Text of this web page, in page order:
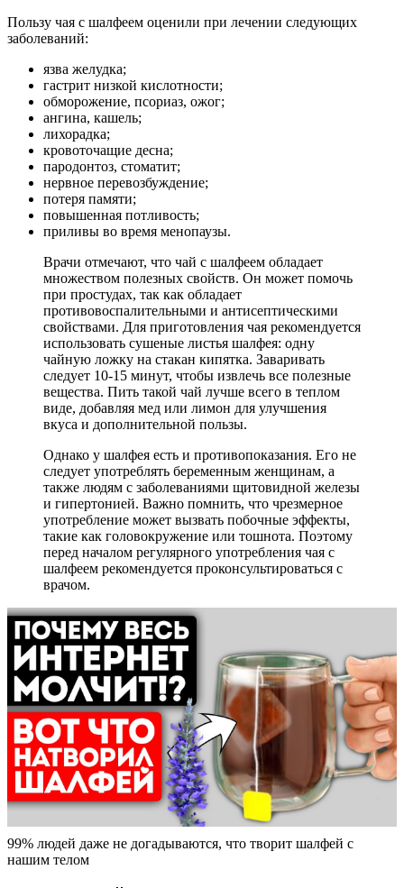
Пользу чая с шалфеем оценили при лечении следующих
заболеваний:
язва желудка;
гастрит низкой кислотности;
обморожение, псориаз, ожог;
ангина, кашель;
лихорадка;
кровоточащие десна;
пародонтоз, стоматит;
нервное перевозбуждение;
потеря памяти;
повышенная потливость;
приливы во время менопаузы.
Врачи отмечают, что чай с шалфеем обладает
множеством полезных свойств. Он может помочь
при простудах, так как обладает
противовоспалительными и антисептическими
свойствами. Для приготовления чая рекомендуется
использовать сушеные листья шалфея: одну
чайную ложку на стакан кипятка. Заваривать
следует 10-15 минут, чтобы извлечь все полезные
вещества. Пить такой чай лучше всего в теплом
виде, добавляя мед или лимон для улучшения
вкуса и дополнительной пользы.
Однако у шалфея есть и противопоказания. Его не
следует употреблять беременным женщинам, а
также людям с заболеваниями щитовидной железы
и гипертонией. Важно помнить, что чрезмерное
употребление может вызвать побочные эффекты,
такие как головокружение или тошнота. Поэтому
перед началом регулярного употребления чая с
шалфеем рекомендуется проконсультироваться с
врачом.
99% людей даже не догадываются, что творит шалфей с
нашим телом